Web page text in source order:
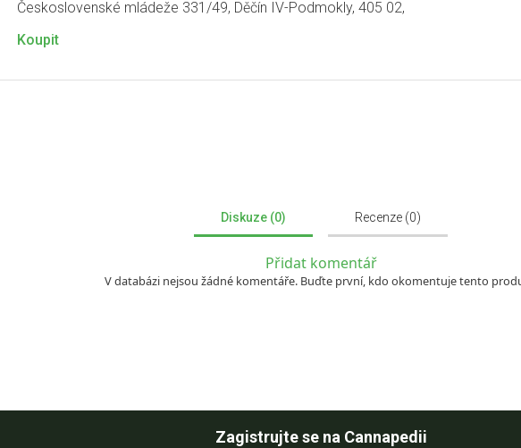
Československé mládeže 331/49, Děčín IV-Podmokly, 405 02,
Koupit
Diskuze (0) Recenze (0)
Přidat komentář
V databázi nejsou žádné komentáře. Buďte první, kdo okomentuje tento
Zagistrujte se na Cannapedii